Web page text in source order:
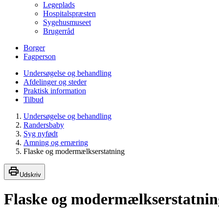
Legeplads
Hospitalspræsten
Sygehusmuseet
Brugerråd
Borger
Fagperson
Undersøgelse og behandling
Afdelinger og steder
Praktisk information
Tilbud
Undersøgelse og behandling
Randersbaby
Syg nyfødt
Amning og ernæring
Flaske og modermælkserstatning
Udskriv
Flaske og